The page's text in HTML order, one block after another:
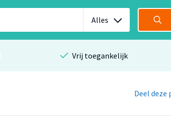
Alles
Vrij toegankelijk
Deel deze